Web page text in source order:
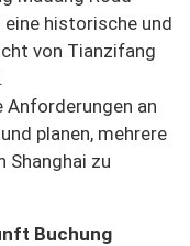
historische und
von Tianzifang
Anforderungen an
planen, mehrere
Shanghai zu
Buchung